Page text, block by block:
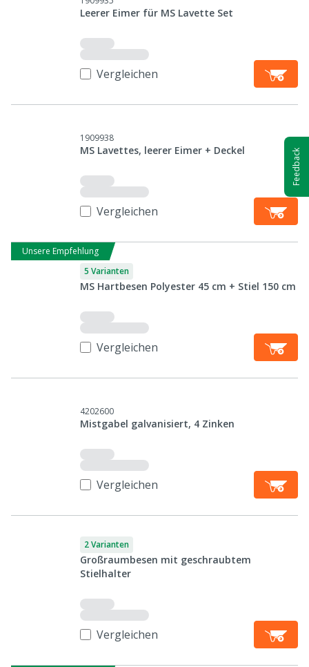
Leerer Eimer für MS Lavette Set
Vergleichen
1909938
MS Lavettes, leerer Eimer + Deckel
Vergleichen
Unsere Empfehlung
5 Varianten
MS Hartbesen Polyester 45 cm + Stiel 150 cm
Vergleichen
4202600
Mistgabel galvanisiert, 4 Zinken
Vergleichen
2 Varianten
Großraumbesen mit geschraubtem
Stielhalter
Vergleichen
Feedback